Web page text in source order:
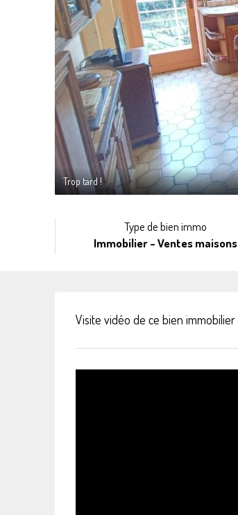
Trop tard !
Type de bien immo
Immobilier - Ventes maisons
Visite vidéo de ce bien immobilier